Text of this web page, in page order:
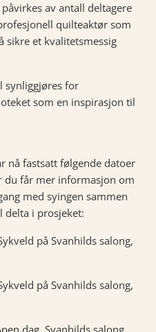
av antall deltagere
quilteaktør som
sikre et kvalitetsmessig
synliggjøres for
som en inspirasjon til
nå fastsatt følgende datoer
du får mer informasjon om
med syingen sammen
delta i prosjeket:
på Svanhilds salong,
på Svanhilds salong,
dag, Svanhilds salong,